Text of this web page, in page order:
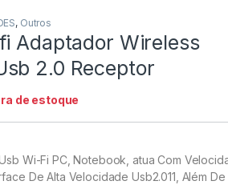
, Outros
Adaptador Wireless
2.0 Receptor
de estoque
Wi-Fi PC, Notebook, atua Com
De Alta Velocidade Usb2.011, Além De